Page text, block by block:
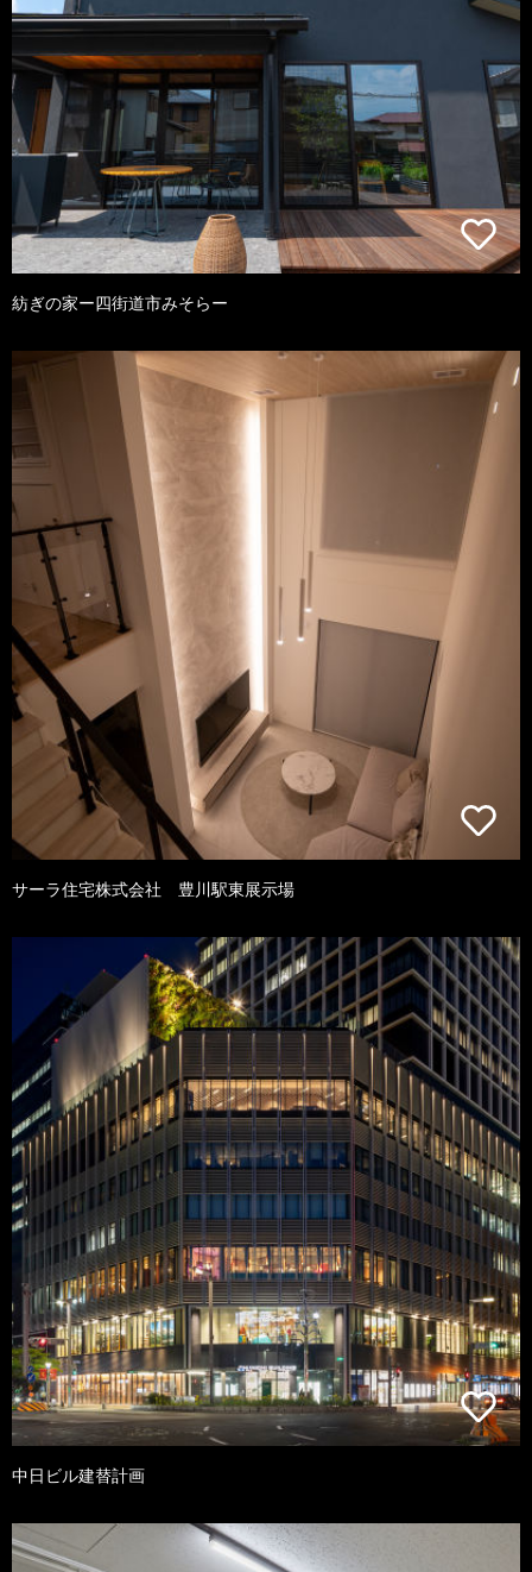
紡ぎの家ー四街道市みそらー
サーラ住宅株式会社 豊川駅東展示場
中日ビル建替計画